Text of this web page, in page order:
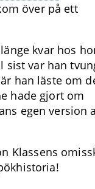
över på ett
kvar hos
sist var han
han läste om
hade gjort om
egen version
Klassens